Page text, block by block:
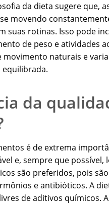
da dieta sugere que,
movendo
suas rotinas. Isso pode
de peso e atividades
naturais e
da
é de extrema
e, sempre que possível,
são preferidos, pois
e antibióticos. A
de aditivos químicos.